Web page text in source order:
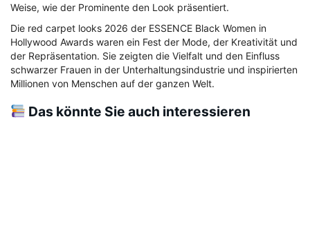
Weise, wie der Prominente den Look präsentiert.
Die red carpet looks 2026 der ESSENCE Black Women in
Hollywood Awards waren ein Fest der Mode, der Kreativität und
der Repräsentation. Sie zeigten die Vielfalt und den Einfluss
schwarzer Frauen in der Unterhaltungsindustrie und inspirierten
Millionen von Menschen auf der ganzen Welt.
Das könnte Sie auch interessieren